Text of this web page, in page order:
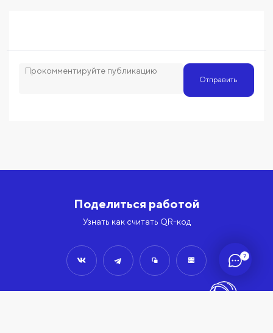
?
Отправить
Поделиться работой
Узнать как считать QR-код